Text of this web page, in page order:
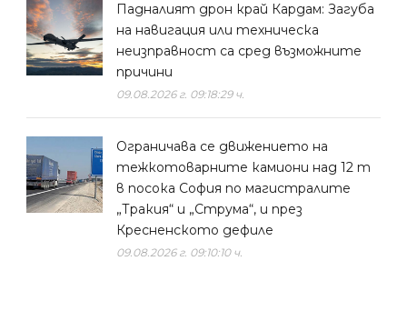
Падналият дрон край Кардам: Загуба
на навигация или техническа
неизправност са сред възможните
причини
09.08.2026 г. 09:18:29 ч.
Ограничава се движението на
тежкотоварните камиони над 12 т
в посока София по магистралите
„Тракия“ и „Струма“, и през
Кресненското дефиле
09.08.2026 г. 09:10:10 ч.